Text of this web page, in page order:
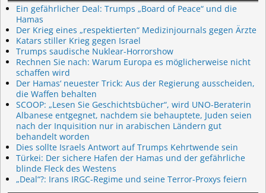
Ein gefährlicher Deal: Trumps „Board of Peace“ und die
Hamas
Der Krieg eines „respektierten“ Medizinjournals gegen Ärzte
Katars stiller Krieg gegen Israel
Trumps saudische Nuklear-Horrorshow
Rechnen Sie nach: Warum Europa es möglicherweise nicht
schaffen wird
Der Hamas‘ neuester Trick: Aus der Regierung ausscheiden,
die Waffen behalten
SCOOP: „Lesen Sie Geschichtsbücher“, wird UNO-Beraterin
Albanese entgegnet, nachdem sie behauptete, Juden seien
nach der Inquisition nur in arabischen Ländern gut
behandelt worden
Dies sollte Israels Antwort auf Trumps Kehrtwende sein
Türkei: Der sichere Hafen der Hamas und der gefährliche
blinde Fleck des Westens
„Deal“?: Irans IRGC-Regime und seine Terror-Proxys feiern